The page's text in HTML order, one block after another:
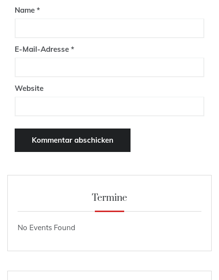
Name *
E-Mail-Adresse *
Website
Termine
No Events Found